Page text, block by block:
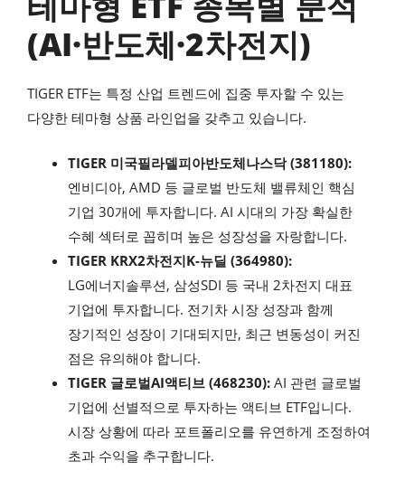
(AI·반도체·2차전지)
TIGER ETF는 특정 산업 트렌드에 집중 투자할 수 있는
다양한 테마형 상품 라인업을 갖추고 있습니다.
TIGER 미국필라델피아반도체나스닥 (381180):
엔비디아, AMD 등 글로벌 반도체 밸류체인 핵심
기업 30개에 투자합니다. AI 시대의 가장 확실한
수혜 섹터로 꼽히며 높은 성장성을 자랑합니다.
TIGER KRX2차전지K-뉴딜 (364980):
LG에너지솔루션, 삼성SDI 등 국내 2차전지 대표
기업에 투자합니다. 전기차 시장 성장과 함께
장기적인 성장이 기대되지만, 최근 변동성이 커진
점은 유의해야 합니다.
TIGER 글로벌AI액티브 (468230): AI 관련 글로벌
기업에 선별적으로 투자하는 액티브 ETF입니다.
시장 상황에 따라 포트폴리오를 유연하게 조정하여
초과 수익을 추구합니다.